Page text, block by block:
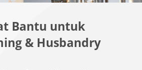
Bantu untuk
& Husbandry